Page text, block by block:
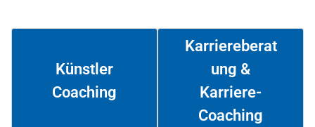
Künstler
Coaching
Weiterlesen
Karriereberat
ung &
Karriere-
Coaching
Weiterlesen